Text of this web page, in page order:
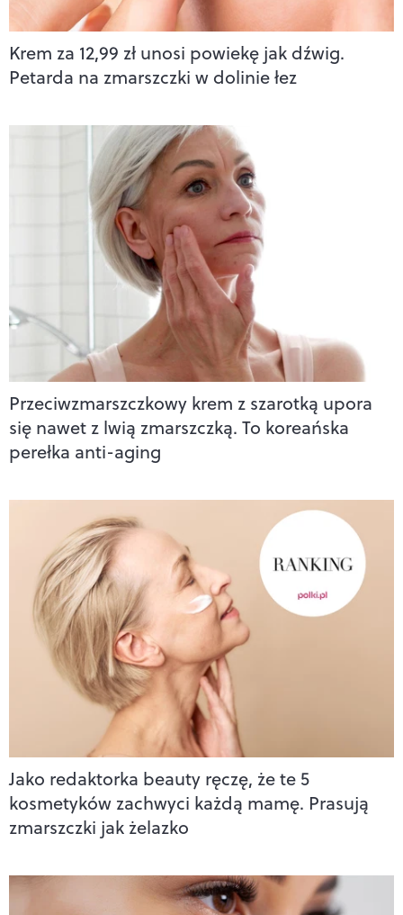
Krem za 12,99 zł unosi powiekę jak dźwig.
Petarda na zmarszczki w dolinie łez
Przeciwzmarszczkowy krem z szarotką upora
się nawet z lwią zmarszczką. To koreańska
perełka anti-aging
Jako redaktorka beauty ręczę, że te 5
kosmetyków zachwyci każdą mamę. Prasują
zmarszczki jak żelazko